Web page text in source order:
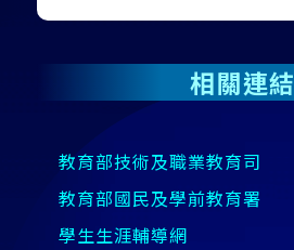
相關連結
教育部技術及職業教育司
教育部國民及學前教育署
學生生涯輔導網